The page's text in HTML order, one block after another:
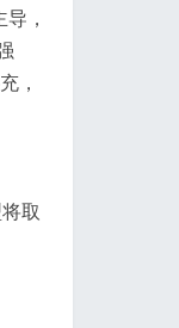
，
，
取